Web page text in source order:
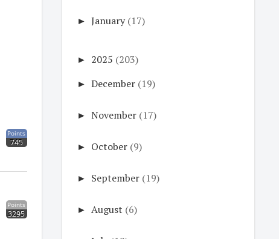
Points
745
Points
3295
► January (17)
► 2025 (203)
► December (19)
► November (17)
► October (9)
► September (19)
► August (6)